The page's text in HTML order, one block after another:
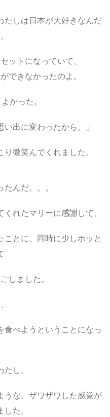
たしは日本が大好きなんだ
ットになっていて、
できなかったのよ。
かった。
出に変わったから。」
微笑んでくれました。
んだ。。。
れたマリーに感謝して、
ことに、同時に少しホッと
しました。
食べようということになっ
たし。
うな、ザワザワした感覚が
した。